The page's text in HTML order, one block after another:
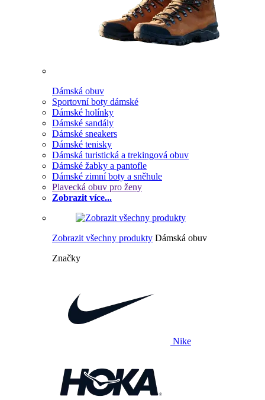
Dámská obuv
Sportovní boty dámské
Dámské holínky
Dámské sandály
Dámské sneakers
Dámské tenisky
Dámská turistická a trekingová obuv
Dámské žabky a pantofle
Dámské zimní boty a sněhule
Plavecká obuv pro ženy
Zobrazit více...
Zobrazit všechny produkty Dámská obuv
Značky
Nike